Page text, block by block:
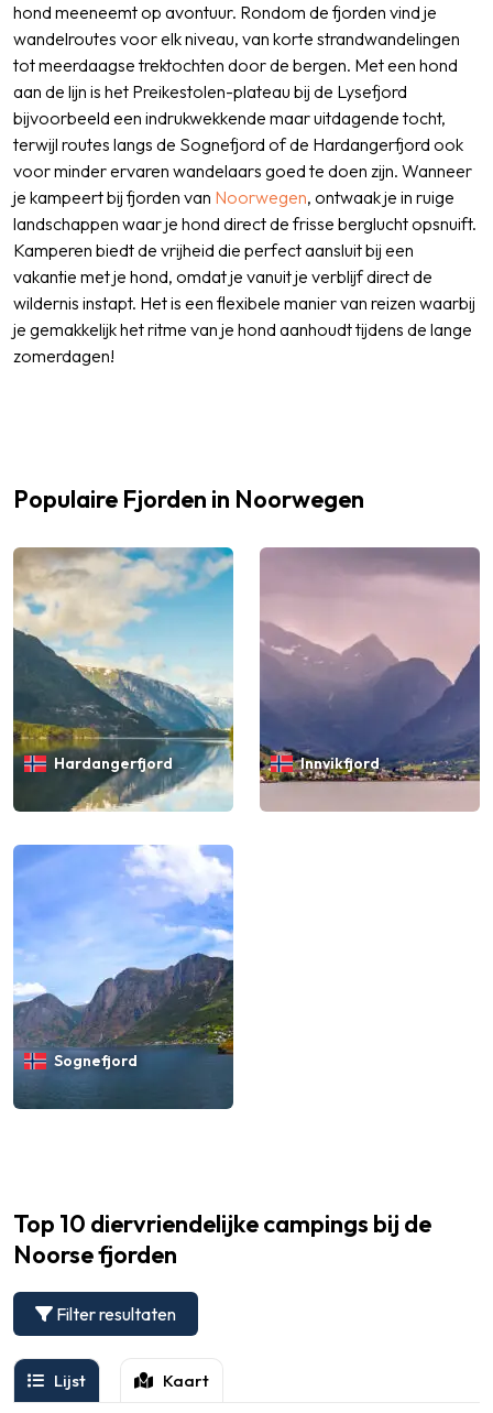
hond meeneemt op avontuur. Rondom de fjorden vind je
wandelroutes voor elk niveau, van korte strandwandelingen
tot meerdaagse trektochten door de bergen. Met een hond
aan de lijn is het Preikestolen-plateau bij de Lysefjord
bijvoorbeeld een indrukwekkende maar uitdagende tocht,
terwijl routes langs de Sognefjord of de Hardangerfjord ook
voor minder ervaren wandelaars goed te doen zijn. Wanneer
je kampeert bij fjorden van Noorwegen, ontwaak je in ruige
landschappen waar je hond direct de frisse berglucht opsnuift.
Kamperen biedt de vrijheid die perfect aansluit bij een
vakantie met je hond, omdat je vanuit je verblijf direct de
wildernis instapt. Het is een flexibele manier van reizen waarbij
je gemakkelijk het ritme van je hond aanhoudt tijdens de lange
zomerdagen!
Populaire Fjorden in Noorwegen
Hardangerfjord Innvikfjord
Sognefjord
Top 10 diervriendelijke campings bij de
Noorse fjorden
Filter resultaten
Lijst Kaart